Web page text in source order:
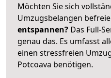
Möchten Sie sich
Umzugsbelangen
entspannen? Das Full-
genau das. Es umfasst
einen stressfreien
Potcoava benötigen.